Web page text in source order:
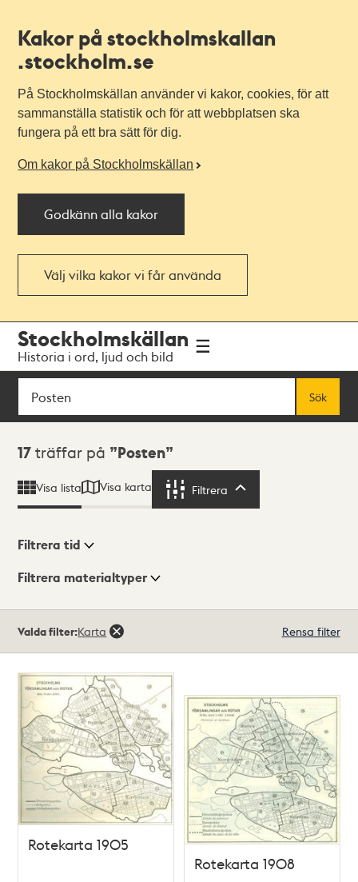
Kakor på stockholmskallan
.stockholm.se
På Stockholmskällan använder vi kakor, cookies, för att
sammanställa statistik och för att webbplatsen ska
fungera på ett bra sätt för dig.
Om kakor på Stockholmskällan
Godkänn alla kakor
Välj vilka kakor vi får använda
navigationen
huvudinnehållet
Stockholmskällan
Historia i ord, ljud och bild
Sök
Sök
Sökresultat
17 träffar på Posten
Visa lista Visa karta Filtrera
Visningsläge
Filtrera tid
Filtrera materialtyper
träffar
Valda filter:Karta Rensa filter
Rotekarta 1905
Rotekarta 1908